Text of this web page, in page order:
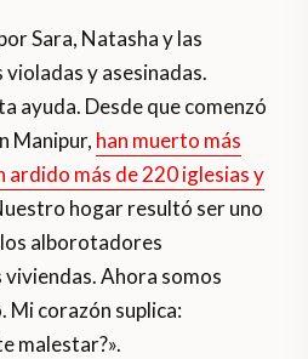
Sara, Natasha y las
y asesinadas.
ayuda. Desde que comenzó
Manipur, han muerto más
ardido más de 220 iglesias y
hogar resultó ser uno
alborotadores
Ahora somos
Mi corazón suplica:
malestar?».